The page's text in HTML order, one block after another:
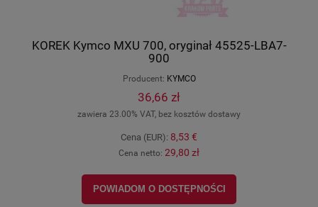
KOREK Kymco MXU 700, oryginał 45525-LBA7-
900
Producent: KYMCO
36,66 zł
zawiera 23.00% VAT, bez kosztów dostawy
Cena (EUR): 8,53 €
Cena netto: 29,80 zł
POWIADOM O DOSTĘPNOŚCI